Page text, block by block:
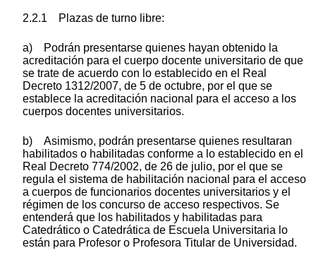
2.2.1 Plazas de turno libre:
a) Podrán presentarse quienes hayan obtenido la
acreditación para el cuerpo docente universitario de que
se trate de acuerdo con lo establecido en el Real
Decreto 1312/2007, de 5 de octubre, por el que se
establece la acreditación nacional para el acceso a los
cuerpos docentes universitarios.
b) Asimismo, podrán presentarse quienes resultaran
habilitados o habilitadas conforme a lo establecido en el
Real Decreto 774/2002, de 26 de julio, por el que se
regula el sistema de habilitación nacional para el acceso
a cuerpos de funcionarios docentes universitarios y el
régimen de los concurso de acceso respectivos. Se
entenderá que los habilitados y habilitadas para
Catedrático o Catedrática de Escuela Universitaria lo
están para Profesor o Profesora Titular de Universidad.